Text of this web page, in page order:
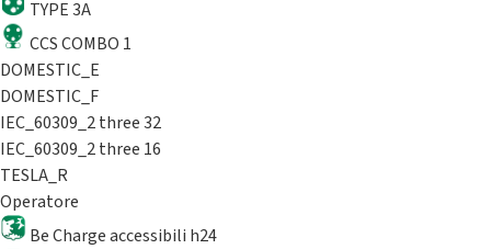
TYPE 3A
CCS COMBO 1
DOMESTIC_E
DOMESTIC_F
IEC_60309_2 three 32
IEC_60309_2 three 16
TESLA_R
Operatore
Be Charge accessibili h24